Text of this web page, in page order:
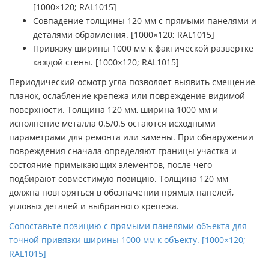
[1000×120; RAL1015]
Совпадение толщины 120 мм с прямыми панелями и
деталями обрамления. [1000×120; RAL1015]
Привязку ширины 1000 мм к фактической развертке
каждой стены. [1000×120; RAL1015]
Периодический осмотр угла позволяет выявить смещение
планок, ослабление крепежа или повреждение видимой
поверхности. Толщина 120 мм, ширина 1000 мм и
исполнение металла 0.5/0.5 остаются исходными
параметрами для ремонта или замены. При обнаружении
повреждения сначала определяют границы участка и
состояние примыкающих элементов, после чего
подбирают совместимую позицию. Толщина 120 мм
должна повторяться в обозначении прямых панелей,
угловых деталей и выбранного крепежа.
Сопоставьте позицию с прямыми панелями объекта для
точной привязки ширины 1000 мм к объекту. [1000×120;
RAL1015]